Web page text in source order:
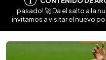
pasado! 🚀 Da el salto a la
invitamos a visitar el nuevo